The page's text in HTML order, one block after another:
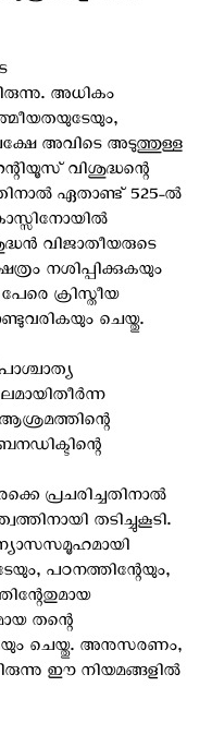
അധികം
പക്ഷേ അവിടെ അടുത്തുള്ള
വിശുദ്ധന്റെ
ഏതാണ്ട് 525-ല്‍
വിജാതീയരുടെ
നശിപ്പിക്കുകയും
ക്രിസ്തീയ
ചെയ്തു.
പ്രചരിച്ചതിനാല്‍
തടിച്ചുകൂടി.
പഠനത്തിന്റേയും,
തന്റെ
ചെയ്തു. അനുസരണം,
ഈ നിയമങ്ങളില്‍